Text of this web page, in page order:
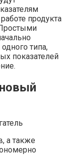
продукта
типа,
показателей
а также